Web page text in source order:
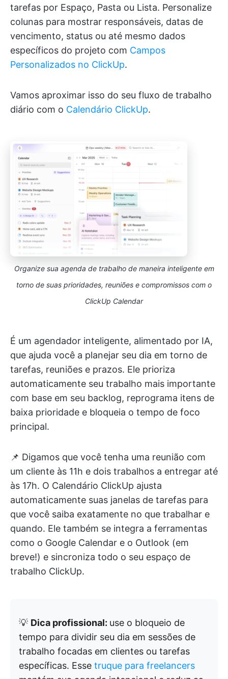
tarefas por Espaço, Pasta ou Lista. Personalize
colunas para mostrar responsáveis, datas de
vencimento, status ou até mesmo dados
específicos do projeto com Campos
Personalizados no ClickUp.
Vamos aproximar isso do seu fluxo de trabalho
diário com o Calendário ClickUp.
Organize sua agenda de trabalho de maneira inteligente em
torno de suas prioridades, reuniões e compromissos com o
ClickUp Calendar
É um agendador inteligente, alimentado por IA,
que ajuda você a planejar seu dia em torno de
tarefas, reuniões e prazos. Ele prioriza
automaticamente seu trabalho mais importante
com base em seu backlog, reprograma itens de
baixa prioridade e bloqueia o tempo de foco
principal.
📌 Digamos que você tenha uma reunião com
um cliente às 11h e dois trabalhos a entregar até
às 17h. O Calendário ClickUp ajusta
automaticamente suas janelas de tarefas para
que você saiba exatamente no que trabalhar e
quando. Ele também se integra a ferramentas
como o Google Calendar e o Outlook (em
breve!) e sincroniza todo o seu espaço de
trabalho ClickUp.
💡 Dica profissional: use o bloqueio de
tempo para dividir seu dia em sessões de
trabalho focadas em clientes ou tarefas
específicas. Esse truque para freelancers